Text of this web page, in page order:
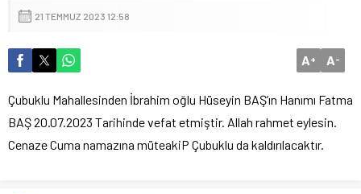
21 TEMMUZ 2023 12:58
A+ A-
Çubuklu Mahallesinden İbrahim oğlu Hüseyin BAŞ’ın Hanımı Fatma
BAŞ 20.07.2023 Tarihinde vefat etmiştir. Allah rahmet eylesin.
Cenaze Cuma namazına müteakiP Çubuklu da kaldırılacaktır.